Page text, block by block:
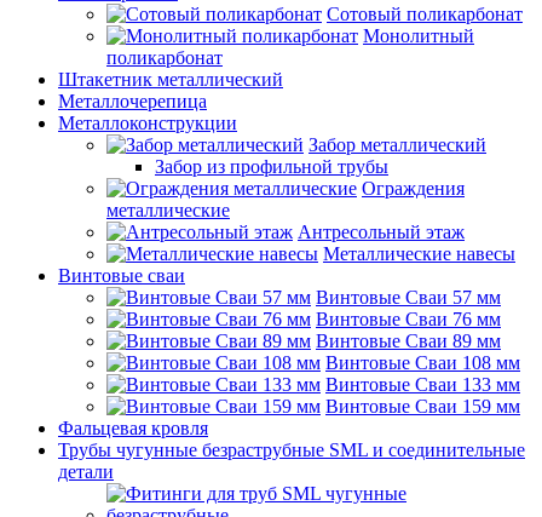
Сотовый поликарбонат
Монолитный
поликарбонат
Штакетник металлический
Металлочерепица
Металлоконструкции
Забор металлический
Забор из профильной трубы
Ограждения
металлические
Антресольный этаж
Металлические навесы
Винтовые сваи
Винтовые Сваи 57 мм
Винтовые Сваи 76 мм
Винтовые Сваи 89 мм
Винтовые Сваи 108 мм
Винтовые Сваи 133 мм
Винтовые Сваи 159 мм
Фальцевая кровля
Трубы чугунные безраструбные SML и соединительные
детали